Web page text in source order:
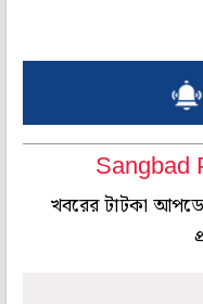
Sangbad
খবরের টাটকা